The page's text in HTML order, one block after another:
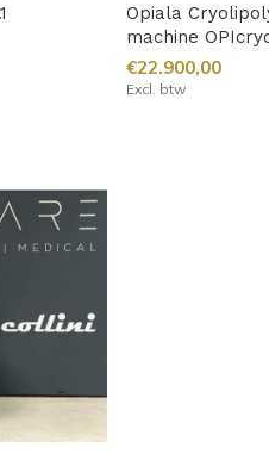
Opiala
machine
€22.900,00
Excl. btw